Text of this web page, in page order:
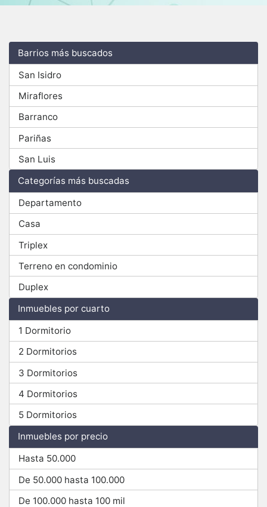
Barrios más buscados
San Isidro
Miraflores
Barranco
Pariñas
San Luis
Categorías más buscadas
Departamento
Casa
Triplex
Terreno en condominio
Duplex
Inmuebles por cuarto
1 Dormitorio
2 Dormitorios
3 Dormitorios
4 Dormitorios
5 Dormitorios
Inmuebles por precio
Hasta 50.000
De 50.000 hasta 100.000
De 100.000 hasta 100 mil